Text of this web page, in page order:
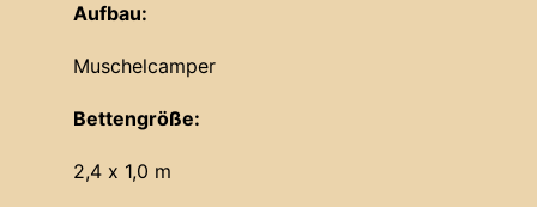
Aufbau:
Muschelcamper
Bettengröße:
2,4 x 1,0 m